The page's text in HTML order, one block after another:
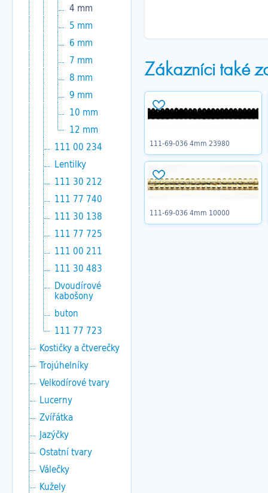
4 mm
5 mm
6 mm
7 mm
8 mm
9 mm
10 mm
12 mm
111 00 234
Lentilky
111 30 212
111 77 740
111 30 138
111 77 725
111 00 211
111 30 483
Dvoudírové
kabošony
buton
111 77 723
Kostičky a čtverečky
Trojúhelníky
Velkodírové tvary
Lucerny
Zvířátka
Jazýčky
Ostatní tvary
Válečky
Kužely
Zákazníci také
111-69-036 4mm 23980
111-69-036 4mm 10000